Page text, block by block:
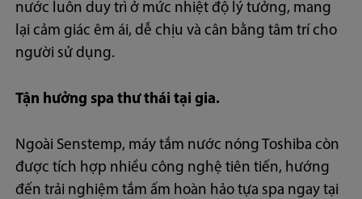
nước luôn duy trì ở mức nhiệt độ lý tưởng, mang
lại cảm giác êm ái, dễ chịu và cân bằng tâm trí cho
người sử dụng.
Tận hưởng spa thư thái tại gia.
Ngoài Senstemp, máy tắm nước nóng Toshiba còn
được tích hợp nhiều công nghệ tiên tiến, hướng
đến trải nghiệm tắm ấm hoàn hảo tựa spa ngay tại